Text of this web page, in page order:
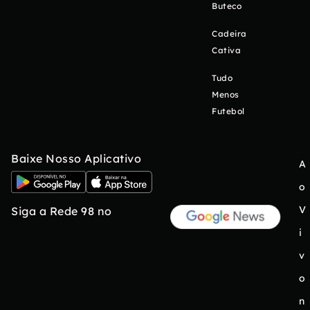
Buteco
Cadeira
Cativa
Tudo
Menos
Futebol
Baixe Nosso Aplicativo
Siga a Rede 98 no
A
o
V
i
v
o
n